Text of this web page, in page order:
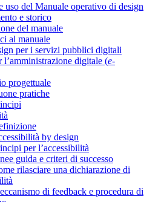
uso del Manuale operativo di design
e storico
del manuale
al manuale
per i servizi pubblici digitali
l’amministrazione digitale (e-
progettuale
pratiche
by design
per l’accessibilità
guida e criteri di successo
rilasciare una dichiarazione di
di feedback e procedura di